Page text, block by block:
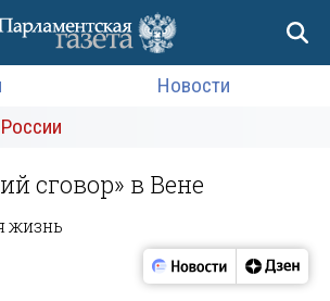
Новости
сговор» в Вене
жизнь